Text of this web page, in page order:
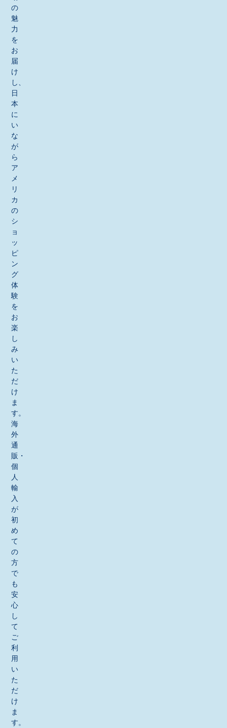
の
魅
力
を
お
届
け
し、
日
本
に
い
な
が
ら
ア
メ
リ
カ
の
シ
ョ
ッ
ピ
ン
グ
体
験
を
お
楽
し
み
い
た
だ
け
ま
す。
海
外
通
販・
個
人
輸
入
が
初
め
て
の
方
で
も
安
心
し
て
ご
利
用
い
た
だ
け
ま
す。